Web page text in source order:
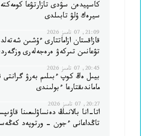
كاسپيدەن سۋدى تازارتۋعا
سيرەك ۇلۋ تابىلدى
21:09, 07 تامىز 2026
قازاقستان ازاماتتارى ءۇشىن
تۋعانىن تىركەۋ ەرەجەلەرى
20:45, 07 تامىز 2026
بيىل ەڭ كوپ ءبىلىم بەرۋ گرانتى
ماماندىقتارعا ءبولىندى
20:27, 07 تامىز 2026
اتا-انا بالانىڭ دەنساۋلىعىنا
تاڭداعانى ءجون - ورتوپەد